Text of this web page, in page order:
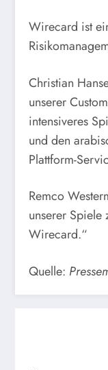
Wirecard ist
Christian
unserer
intensiveres
und den
Plattform-
Remco
unserer Spiele
Wirecard.“
Quelle: